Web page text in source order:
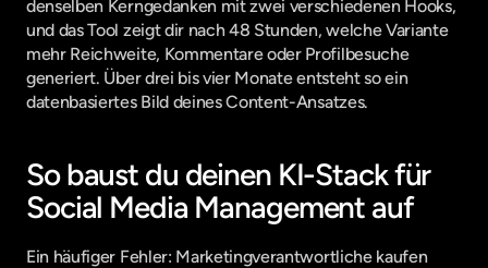
denselben Kerngedanken mit zwei verschiedenen Hooks,
und das Tool zeigt dir nach 48 Stunden, welche Variante
mehr Reichweite, Kommentare oder Profilbesuche
generiert. Über drei bis vier Monate entsteht so ein
datenbasiertes Bild deines Content-Ansatzes.
So baust du deinen KI-Stack für
Social Media Management auf
Ein häufiger Fehler: Marketingverantwortliche kaufen